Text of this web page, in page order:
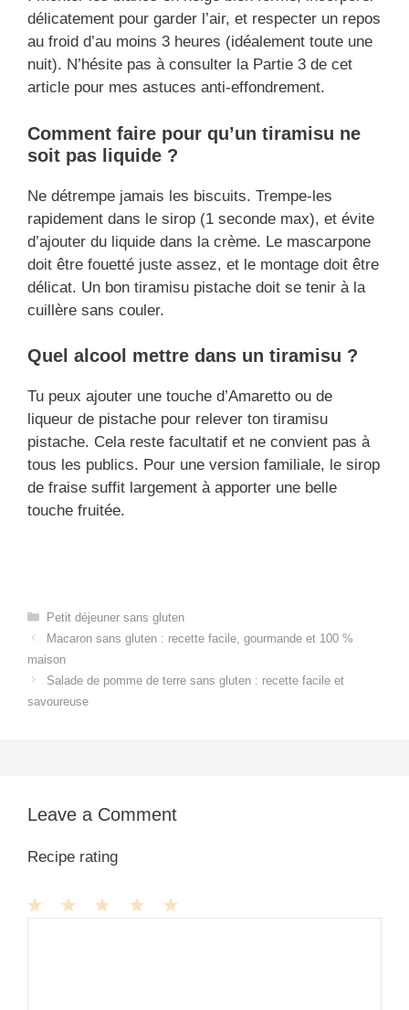
délicatement pour garder l’air, et respecter un repos
au froid d’au moins 3 heures (idéalement toute une
nuit). N’hésite pas à consulter la Partie 3 de cet
article pour mes astuces anti-effondrement.
Comment faire pour qu’un tiramisu ne
soit pas liquide ?
Ne détrempe jamais les biscuits. Trempe-les
rapidement dans le sirop (1 seconde max), et évite
d’ajouter du liquide dans la crème. Le mascarpone
doit être fouetté juste assez, et le montage doit être
délicat. Un bon tiramisu pistache doit se tenir à la
cuillère sans couler.
Quel alcool mettre dans un tiramisu ?
Tu peux ajouter une touche d’Amaretto ou de
liqueur de pistache pour relever ton tiramisu
pistache. Cela reste facultatif et ne convient pas à
tous les publics. Pour une version familiale, le sirop
de fraise suffit largement à apporter une belle
touche fruitée.
Categories
Petit déjeuner sans gluten​
Macaron sans gluten : recette facile, gourmande et 100 %
maison
Salade de pomme de terre sans gluten : recette facile et
savoureuse
Leave a Comment
Recipe rating